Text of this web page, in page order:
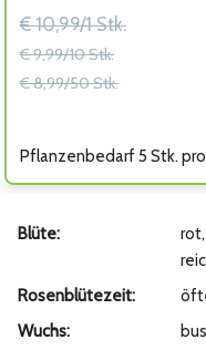
€ 10,99/1 Stk.
€ 9,99/10 Stk.
€ 8,99/50 Stk.
Pflanzenbedarf 5 Stk.
Blüte:
Rosenblütezeit:
Wuchs: